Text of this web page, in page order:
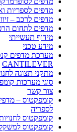
מדפים לספריות
מדפים לרכב –
מדפים לתחום
מידוף תעשייתי
מידע טכני
CANTILEVER
מתקני תצוגה
סוגי מערכות
צור קשר
קומפקטוס –
לספריה
קומפקטוס
קומפקטוס